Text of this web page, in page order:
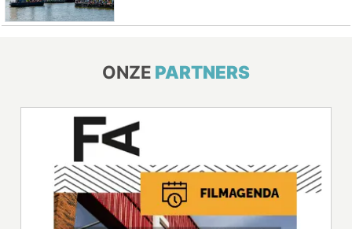
ONZE PARTNERS